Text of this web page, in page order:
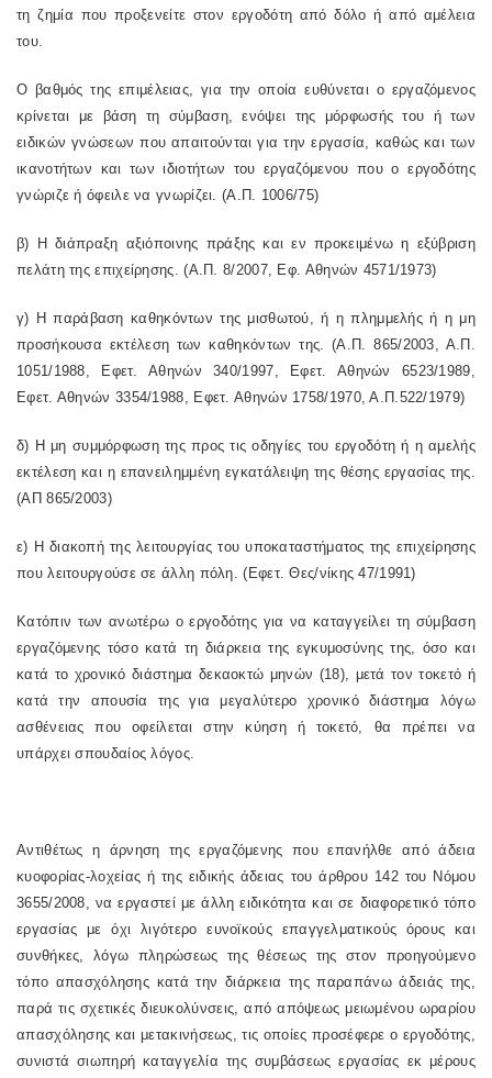
τη ζημία που προξενείτε στον εργοδότη από δόλο ή από αμέλεια
του.
Ο βαθμός της επιμέλειας, για την οποία ευθύνεται ο εργαζόμενος
κρίνεται με βάση τη σύμβαση, ενόψει της μόρφωσής του ή των
ειδικών γνώσεων που απαιτούνται για την εργασία, καθώς και των
ικανοτήτων και των ιδιοτήτων του εργαζόμενου που ο εργοδότης
γνώριζε ή όφειλε να γνωρίζει. (Α.Π. 1006/75)
β) Η διάπραξη αξιόποινης πράξης και εν προκειμένω η εξύβριση
πελάτη της επιχείρησης. (Α.Π. 8/2007, Εφ. Αθηνών 4571/1973)
γ) Η παράβαση καθηκόντων της μισθωτού, ή η πλημμελής ή η μη
προσήκουσα εκτέλεση των καθηκόντων της. (Α.Π. 865/2003, Α.Π.
1051/1988, Εφετ. Αθηνών 340/1997, Εφετ. Αθηνών 6523/1989,
Εφετ. Αθηνών 3354/1988, Εφετ. Αθηνών 1758/1970, Α.Π.522/1979)
δ) Η μη συμμόρφωση της προς τις οδηγίες του εργοδότη ή η αμελής
εκτέλεση και η επανειλημμένη εγκατάλειψη της θέσης εργασίας της.
(ΑΠ 865/2003)
ε) Η διακοπή της λειτουργίας του υποκαταστήματος της επιχείρησης
που λειτουργούσε σε άλλη πόλη. (Εφετ. Θες/νίκης 47/1991)
Κατόπιν των ανωτέρω ο εργοδότης για να καταγγείλει τη σύμβαση
εργαζόμενης τόσο κατά τη διάρκεια της εγκυμοσύνης της, όσο και
κατά το χρονικό διάστημα δεκαοκτώ μηνών (18), μετά τον τοκετό ή
κατά την απουσία της για μεγαλύτερο χρονικό διάστημα λόγω
ασθένειας που οφείλεται στην κύηση ή τοκετό, θα πρέπει να
υπάρχει σπουδαίος λόγος.
Αντιθέτως η άρνηση της εργαζόμενης που επανήλθε από άδεια
κυοφορίας-λοχείας ή της ειδικής άδειας του άρθρου 142 του Νόμου
3655/2008, να εργαστεί με άλλη ειδικότητα και σε διαφορετικό τόπο
εργασίας με όχι λιγότερο ευνοϊκούς επαγγελματικούς όρους και
συνθήκες, λόγω πληρώσεως της θέσεως της στον προηγούμενο
τόπο απασχόλησης κατά την διάρκεια της παραπάνω άδειάς της,
παρά τις σχετικές διευκολύνσεις, από απόψεως μειωμένου ωραρίου
απασχόλησης και μετακινήσεως, τις οποίες προσέφερε ο εργοδότης,
συνιστά σιωπηρή καταγγελία της συμβάσεως εργασίας εκ μέρους